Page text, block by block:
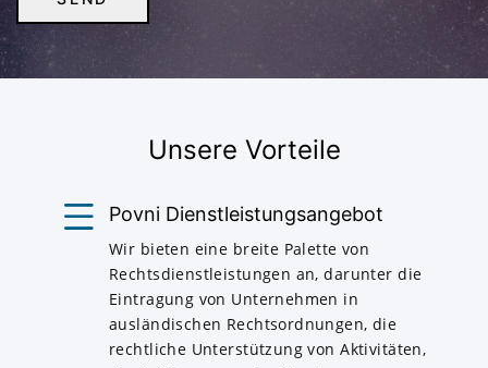
Unsere Vorteile
Povni Dienstleistungsangebot
Wir bieten eine breite Palette von
Rechtsdienstleistungen an, darunter die
Eintragung von Unternehmen in
ausländischen Rechtsordnungen, die
rechtliche Unterstützung von Aktivitäten,